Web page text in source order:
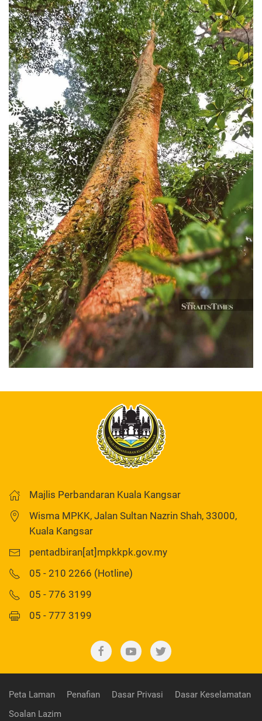
Majlis Perbandaran Kuala Kangsar
Wisma MPKK, Jalan Sultan Nazrin Shah, 33000,
Kuala Kangsar
pentadbiran[at]mpkkpk.gov.my
05 - 210 2266 (Hotline)
05 - 776 3199
05 - 777 3199
Peta Laman Penafian Dasar Privasi
Dasar Keselamatan
Soalan Lazim